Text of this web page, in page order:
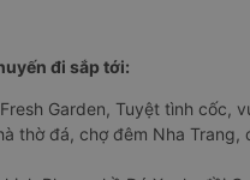
đi sắp tới:
Garden, Tuyệt tình
thờ đá, chợ đêm Nha